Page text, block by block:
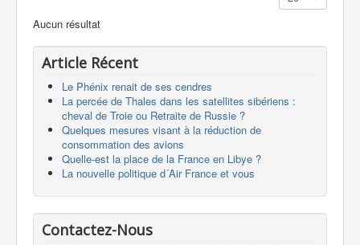
Europespace
Drones
Aucun résultat
Article Récent
Le Phénix renait de ses cendres
La percée de Thales dans les satellites sibériens :
cheval de Troie ou Retraite de Russie ?
Quelques mesures visant à la réduction de
consommation des avions
Quelle-est la place de la France en Libye ?
La nouvelle politique d´Air France et vous
Contactez-Nous